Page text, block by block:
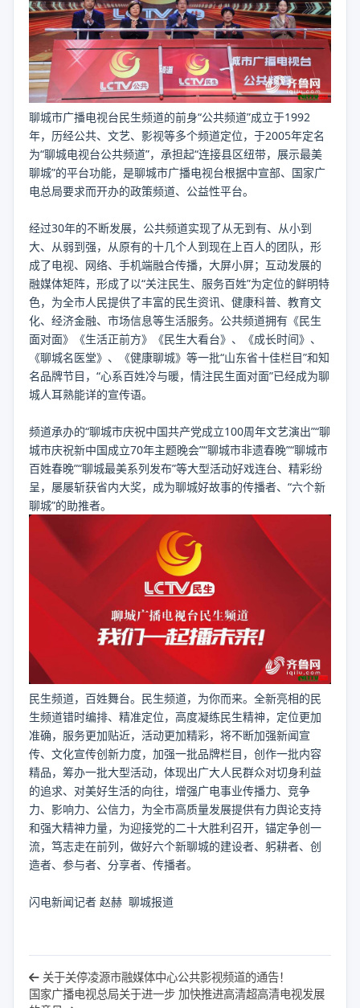
聊城市广播电视台民生频道的前身“公共频道”成立于1992
年，历经公共、文艺、影视等多个频道定位，于2005年定名
为“聊城电视台公共频道”，承担起“连接县区纽带，展示最美
聊城”的平台功能，是聊城市广播电视台根据中宣部、国家广
电总局要求而开办的政策频道、公益性平台。
经过30年的不断发展，公共频道实现了从无到有、从小到
大、从弱到强，从原有的十几个人到现在上百人的团队，形
成了电视、网络、手机端融合传播，大屏小屏；互动发展的
融媒体矩阵，形成了以“关注民生、服务百姓”为定位的鲜明特
色，为全市人民提供了丰富的民生资讯、健康科普、教育文
化、经济金融、市场信息等生活服务。公共频道拥有《民生
面对面》《生活正前方》《民生大看台》、《成长时间》、
《聊城名医堂》、《健康聊城》等一批“山东省十佳栏目”和知
名品牌节目，“心系百姓冷与暖，情注民生面对面”已经成为聊
城人耳熟能详的宣传语。
频道承办的“聊城市庆祝中国共产党成立100周年文艺演出”“聊
城市庆祝新中国成立70年主题晚会”“聊城市非遗春晚”“聊城市
百姓春晚”“聊城最美系列发布”等大型活动好戏连台、精彩纷
呈，屡屡斩获省内大奖，成为聊城好故事的传播者、“六个新
聊城”的助推者。
民生频道，百姓舞台。民生频道，为你而来。全新亮相的民
生频道错时编排、精准定位，高度凝练民生精神，定位更加
准确，服务更加贴近，活动更加精彩，将不断加强新闻宣
传、文化宣传创新力度，加强一批品牌栏目，创作一批内容
精品，筹办一批大型活动，体现出广大人民群众对切身利益
的追求、对美好生活的向往，增强广电事业传播力、竞争
力、影响力、公信力，为全市高质量发展提供有力舆论支持
和强大精神力量，为迎接党的二十大胜利召开，锚定争创一
流，笃志走在前列，做好六个新聊城的建设者、躬耕者、创
造者、参与者、分享者、传播者。
闪电新闻记者 赵赫 聊城报道
关于关停凌源市融媒体中心公共影视频道的通告！
国家广播电视总局关于进一步 加快推进高清超高清电视发展